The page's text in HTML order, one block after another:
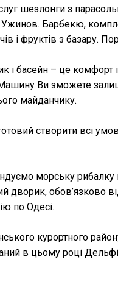
шезлонги з
Ужинов. Барбекю,
і фруктів з базару.
і басейн – це комфорт
Ви зможете
майданчику.
створити всі
морську рибалку
дворик, обов’язково
по Одесі.
курортного
в цьому році